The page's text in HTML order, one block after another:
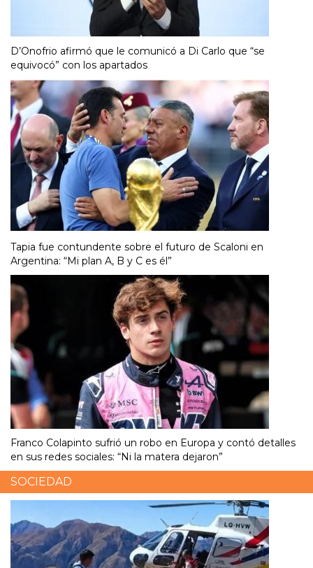
D’Onofrio afirmó que le comunicó a Di Carlo que “se
equivocó” con los apartados
Tapia fue contundente sobre el futuro de Scaloni en
Argentina: “Mi plan A, B y C es él”
Franco Colapinto sufrió un robo en Europa y contó detalles
en sus redes sociales: “Ni la matera dejaron”
SOCIEDAD